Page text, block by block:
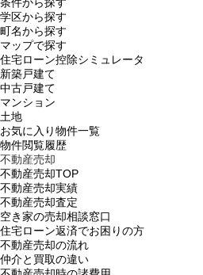
学区から探す
町名から探す
マップで探す
住宅ローン控除シミュレータ
新築戸建て
中古戸建て
マンション
土地
お気に入り物件一覧
物件閲覧履歴
不動産売却
不動産売却TOP
不動産売却実績
不動産売却査定
空き家の売却相談窓口
住宅ローン返済でお困りの方
不動産売却の流れ
仲介と買取の違い